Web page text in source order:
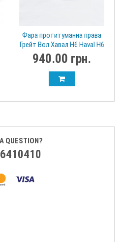
Фара протитуманна права
Грейт Вол Хавал Н6 Haval H6
4116200-P24A
940.00 грн.
QUESTION?